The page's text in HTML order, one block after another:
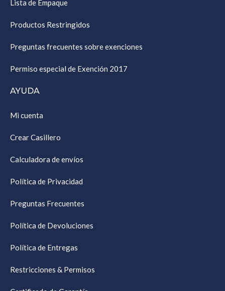
Lista de Empaque
Productos Restringidos
Preguntas frecuentes sobre exenciones
Permiso especial de Exención 2017
AYUDA
Mi cuenta
Crear Casillero
Calculadora de envíos
Política de Privacidad
Preguntas Frecuentes
Política de Devoluciones
Política de Entregas
Restricciones & Permisos